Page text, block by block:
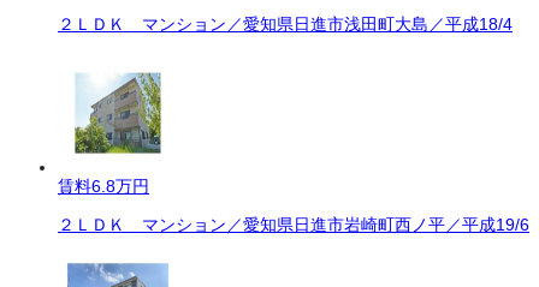
２ＬＤＫ マンション／愛知県日進市浅田町大島／平成18/4
賃料6.8万円
２ＬＤＫ マンション／愛知県日進市岩崎町西ノ平／平成19/6